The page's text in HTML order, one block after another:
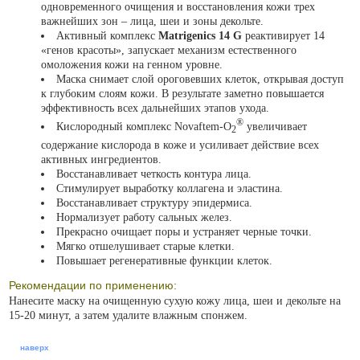
одновременного очищения и восстановления кожи трех
важнейших зон – лица, шеи и зоны декольте.
Активный комплекс Matrigenics 14 G реактивирует 14
«генов красоты», запускает механизм естественного
омоложения кожи на генном уровне.
Маска снимает слой ороговевших клеток, открывая доступ
к глубоким слоям кожи. В результате заметно повышается
эффективность всех дальнейших этапов ухода.
Кислородный комплекс Novaftem-О2
® увеличивает
содержание кислорода в коже и усиливает действие всех
активных ингредиентов.
Восстанавливает четкость контура лица.
Стимулирует выработку коллагена и эластина.
Восстанавливает структуру эпидермиса.
Нормализует работу сальных желез.
Прекрасно очищает поры и устраняет черные точки.
Мягко отшелушивает старые клетки.
Повышает регенеративные функции клеток.
Рекомендации по применению:
Нанесите маску на очищенную сухую кожу лица, шеи и декольте на
15-20 минут, а затем удалите влажным спонжем.
наверх